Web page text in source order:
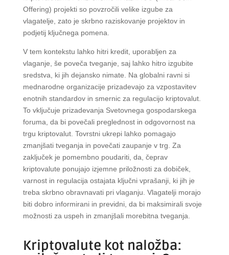
Offering) projekti so povzročili velike izgube za
vlagatelje, zato je skrbno raziskovanje projektov in
podjetij ključnega pomena.
V tem kontekstu lahko hitri kredit, uporabljen za
vlaganje, še poveča tveganje, saj lahko hitro izgubite
sredstva, ki jih dejansko nimate. Na globalni ravni si
mednarodne organizacije prizadevajo za vzpostavitev
enotnih standardov in smernic za regulacijo kriptovalut.
To vključuje prizadevanja Svetovnega gospodarskega
foruma, da bi povečali preglednost in odgovornost na
trgu kriptovalut. Tovrstni ukrepi lahko pomagajo
zmanjšati tveganja in povečati zaupanje v trg. Za
zaključek je pomembno poudariti, da, čeprav
kriptovalute ponujajo izjemne priložnosti za dobiček,
varnost in regulacija ostajata ključni vprašanji, ki jih je
treba skrbno obravnavati pri vlaganju. Vlagatelji morajo
biti dobro informirani in previdni, da bi maksimirali svoje
možnosti za uspeh in zmanjšali morebitna tveganja.
Kriptovalute kot naložba: